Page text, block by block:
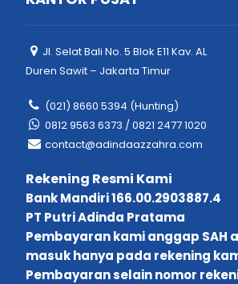
Jl. Selat Bali No. 5 Blok E11 Kav. AL
Duren Sawit – Jakarta Timur
(021) 8660 5394 (Hunting)
0812 9563 6373 / 0821 2477 1020
contact@adindaazzahra.com
Rekening Resmi Kami
Bank Mandiri 166.00.2903887.4
PT Putri Adinda Pratama
Pembayaran kami anggap SAH
masuk hanya pada rekening
Pembayaran selain nomor